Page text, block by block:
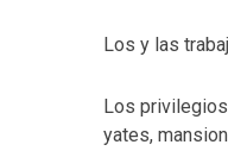
Los y las
Los
yates,